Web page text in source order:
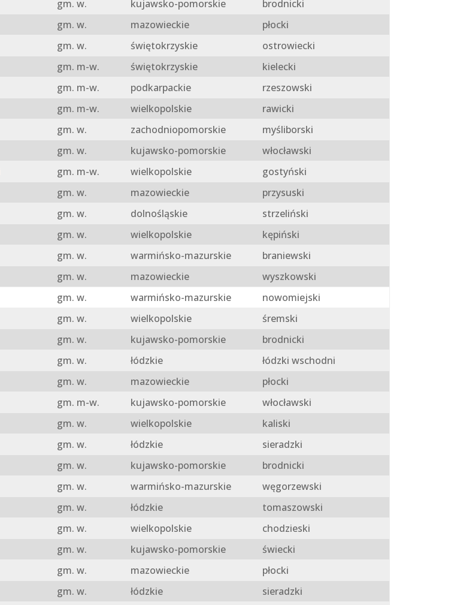
gm. w. kujawsko-pomorskie
brodnicki
gm. w. mazowieckie
płocki
gm. w. świętokrzyskie
ostrowiecki
gm. m-w. świętokrzyskie
kielecki
gm. m-w. podkarpackie
rzeszowski
gm. m-w. wielkopolskie
rawicki
gm. w. zachodniopomorskie
myśliborski
gm. w. kujawsko-pomorskie
włocławski
gm. m-w. wielkopolskie
gostyński
gm. w. mazowieckie
przysuski
gm. w. dolnośląskie
strzeliński
gm. w. wielkopolskie
kępiński
gm. w. warmińsko-mazurskie
braniewski
gm. w. mazowieckie
wyszkowski
gm. w. warmińsko-mazurskie
nowomiejski
gm. w. wielkopolskie
śremski
gm. w. kujawsko-pomorskie
brodnicki
gm. w. łódzkie
łódzki wschodni
gm. w. mazowieckie
płocki
gm. m-w. kujawsko-pomorskie
włocławski
gm. w. wielkopolskie
kaliski
gm. w. łódzkie
sieradzki
gm. w. kujawsko-pomorskie
brodnicki
gm. w. warmińsko-mazurskie
węgorzewski
gm. w. łódzkie
tomaszowski
gm. w. wielkopolskie
chodzieski
gm. w. kujawsko-pomorskie
świecki
gm. w. mazowieckie
płocki
gm. w. łódzkie
sieradzki